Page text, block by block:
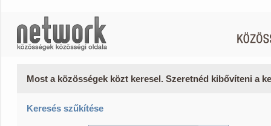
Most a közösségek közt keresel. Szeretnéd kibővíteni a
Keresés szűkítése